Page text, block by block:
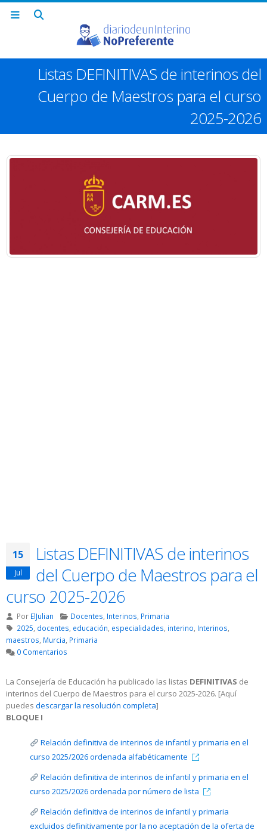
Listas DEFINITIVAS de interinos del
Cuerpo de Maestros para el curso
2025-2026
15
Jul
Listas DEFINITIVAS de interinos
del Cuerpo de Maestros para el
curso 2025-2026
Por ElJulian Docentes Interinos Primaria
2025 docentes educación especialidades interino Interinos
maestros, Murcia, Primaria
0 Comentarios
La Consejería de Educación ha publicado las listas DEFINITIVAS de
interinos del Cuerpo de Maestros para el curso 2025-2026. [Aquí
puedes descargar la resolución completa]
BLOQUE I
Relación definitiva de interinos de infantil y primaria en el
curso 2025/2026 ordenada alfabéticamente
Relación definitiva de interinos de infantil y primaria en el
curso 2025/2026 ordenada por número de lista
Relación definitiva de interinos de infantil y primaria
excluidos definitivamente por la no aceptación de la oferta de